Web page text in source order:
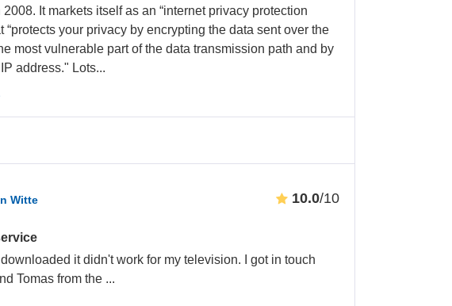
2008. It markets itself as an “internet privacy protection
“protects your privacy by encrypting the data sent over the
most vulnerable part of the data transmission path and by
address." Lots...
Witte 10.0/10
it didn't work for my television. I got in touch
Tomas from the ...